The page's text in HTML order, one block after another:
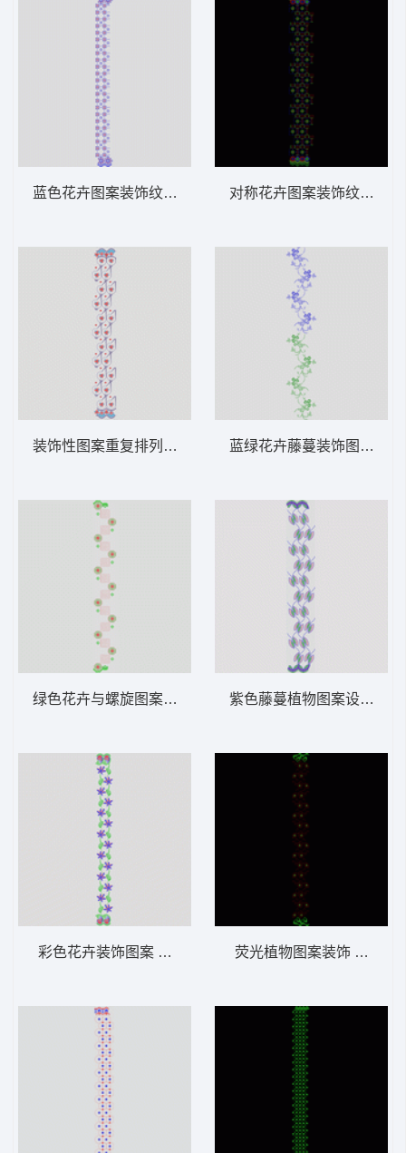
蓝色花卉图案装饰纹样 窗帘版带
装饰性图案重复排列 窗帘版带
绿色花卉与螺旋图案装饰纹样 窗帘版带
彩色花卉装饰图案 窗帘版带
对称花卉图案装饰纹样 窗
蓝绿花卉藤蔓装饰图案 窗
紫色藤蔓植物图案设计 窗
荧光植物图案装饰 窗帘版